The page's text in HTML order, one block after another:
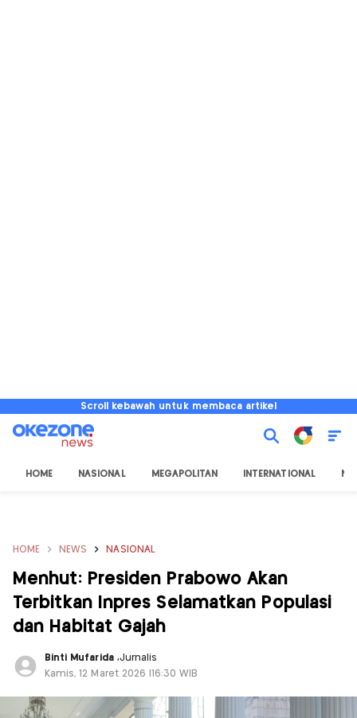
Scroll kebawah untuk membaca artikel
HOME NASIONAL MEGAPOLITAN INTERNATIONAL
HOME NEWS NASIONAL
Menhut: Presiden Prabowo Akan
Terbitkan Inpres Selamatkan Populasi
dan Habitat Gajah
Binti Mufarida ,Jurnalis
Kamis, 12 Maret 2026 |16:30 WIB